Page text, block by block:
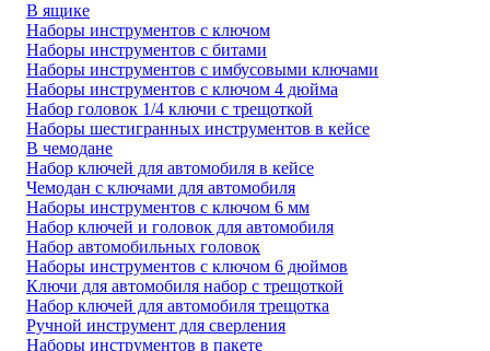
В ящике
Наборы инструментов с ключом
Наборы инструментов с битами
Наборы инструментов с имбусовыми ключами
Наборы инструментов с ключом 4 дюйма
Набор головок 1/4 ключи с трещоткой
Наборы шестигранных инструментов в кейсе
В чемодане
Набор ключей для автомобиля в кейсе
Чемодан с ключами для автомобиля
Наборы инструментов с ключом 6 мм
Набор ключей и головок для автомобиля
Набор автомобильных головок
Наборы инструментов с ключом 6 дюймов
Ключи для автомобиля набор с трещоткой
Набор ключей для автомобиля трещотка
Ручной инструмент для сверления
Наборы инструментов в пакете